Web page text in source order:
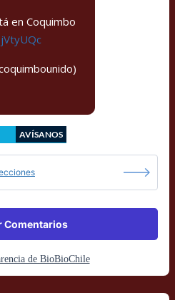
en Coquimbo
AVÍSANOS
Comentarios
de BioBioChile